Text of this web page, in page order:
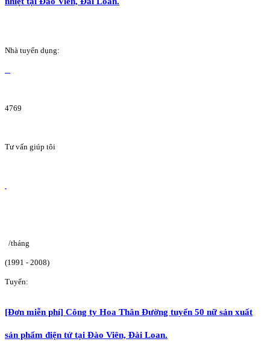
Nhà tuyển dụng:
4769
Tư vấn giúp tôi
/tháng
(1991 - 2008)
Tuyển:
[Đơn miễn phí] Công ty Hoa Thân Đường tuyển 50 nữ sản xuất
sản phẩm điện tử tại Đào Viên, Đài Loan.